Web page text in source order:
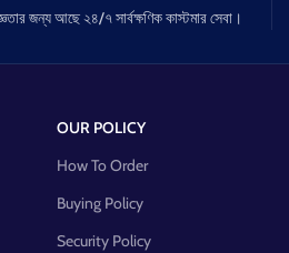
জন্য আছে ২৪/৭ সার্বক্ষণিক কাস্টমার সেবা।
OUR POLICY
How To Order
Buying Policy
Security Policy